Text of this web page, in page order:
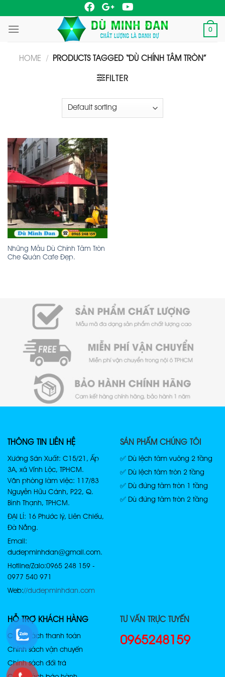
to
content
0
HOME / PRODUCTS TAGGED “DÙ CHÍNH TÂM TRÒN”
FILTER
Những Mẫu Dù Chính Tâm Tròn
Che Quán Cafe Đẹp.
THÔNG TIN LIÊN HỆ
Xưởng Sản Xuất: C15/21, Ấp
3A, xã Vĩnh Lộc, TPHCM.
Văn phòng làm việc: 117/83
Nguyễn Hữu Cảnh, P22, Q.
Bình Thạnh, TPHCM.
ĐẠI LÍ: 16 Phước lý, Liên Chiểu,
Đà Nẵng.
Email:
dudepminhdan@gmail.com.
Hotline/Zalo: 0965 248 159 -
0977 540 971
Web://dudepminhdan.com
SẢN PHẨM CHÚNG TÔI
✅ Dù lệch tâm vuông 2 tầng
✅ Dù lệch tâm tròn 2 tầng
✅ Dù đứng tâm tròn 1 tầng
✅ Dù đứng tâm tròn 2 tầng
HỖ TRỢ KHÁCH HÀNG
Chính sách thanh toán
Chính sách vận chuyển
Chính sách đổi trả
TƯ VẤN TRỰC TUYẾN
0965248159